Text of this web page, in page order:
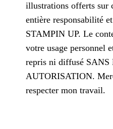
illustrations offerts sur
entière responsabilité
STAMPIN UP. Le
votre usage personnel
repris ni diffusé SANS
AUTORISATION.
respecter mon travail.